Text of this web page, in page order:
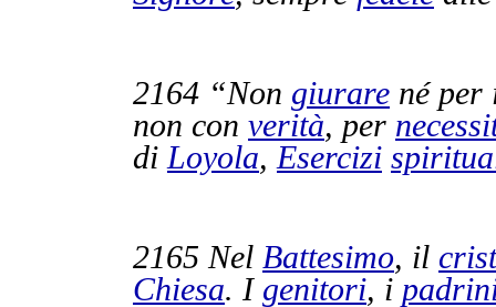
2164 “Non giurare né
non con verità, per
di Loyola, Esercizi
2165 Nel Battesimo, il
Chiesa. I genitori, i